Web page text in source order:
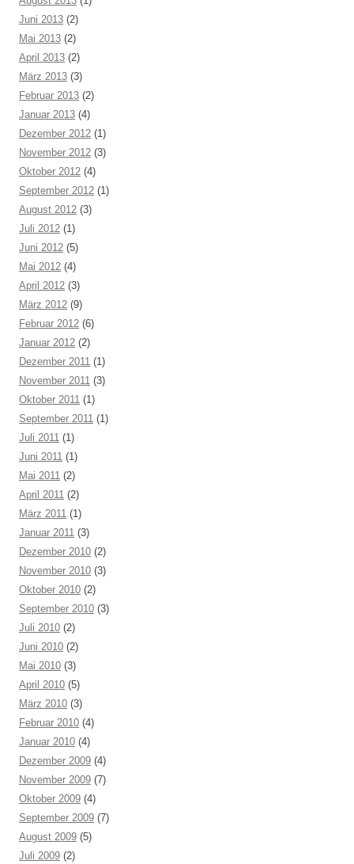
Juni 2013 (2)
Mai 2013 (2)
April 2013 (2)
März 2013 (3)
Februar 2013 (2)
Januar 2013 (4)
Dezember 2012 (1)
November 2012 (3)
Oktober 2012 (4)
September 2012 (1)
August 2012 (3)
Juli 2012 (1)
Juni 2012 (5)
Mai 2012 (4)
April 2012 (3)
März 2012 (9)
Februar 2012 (6)
Januar 2012 (2)
Dezember 2011 (1)
November 2011 (3)
Oktober 2011 (1)
September 2011 (1)
Juli 2011 (1)
Juni 2011 (1)
Mai 2011 (2)
April 2011 (2)
März 2011 (1)
Januar 2011 (3)
Dezember 2010 (2)
November 2010 (3)
Oktober 2010 (2)
September 2010 (3)
Juli 2010 (2)
Juni 2010 (2)
Mai 2010 (3)
April 2010 (5)
März 2010 (3)
Februar 2010 (4)
Januar 2010 (4)
Dezember 2009 (4)
November 2009 (7)
Oktober 2009 (4)
September 2009 (7)
August 2009 (5)
Juli 2009 (2)